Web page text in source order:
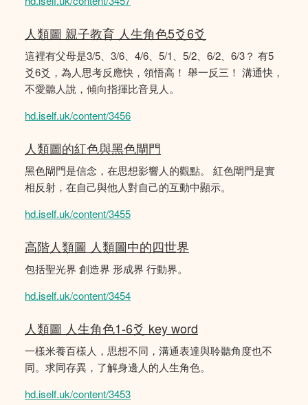
人類圖 親子教育 人生角色5爻6爻
這裡有父母是3/5、3/6、4/6、5/1、5/2、6/2、6/3？ 有5
爻6爻，為人思考反應快，領悟高！ 舉一反三！ 溝通快，
不愛聽人說，傾向指揮比音見人。
hd.iself.uk/content/3456
人類圖的紅色與黑色閘門
黑色閘門是信念，在思想影響人的觀點。 紅色閘門是實
相反射，在自己與他人對自己的互動中顯示。
hd.iself.uk/content/3455
高階人類圖 人類圖中的四世界
包括聖光界 創造界 形成界 行動界。
hd.iself.uk/content/3454
人類圖 人生角色1-6爻 key word
一樣米養百樣人，思想不同，溝通表達與聆聽角度也不
同。求同存異，了解身邊人的人生角色。
hd.iself.uk/content/3453